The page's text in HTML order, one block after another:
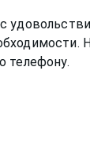
телефону.